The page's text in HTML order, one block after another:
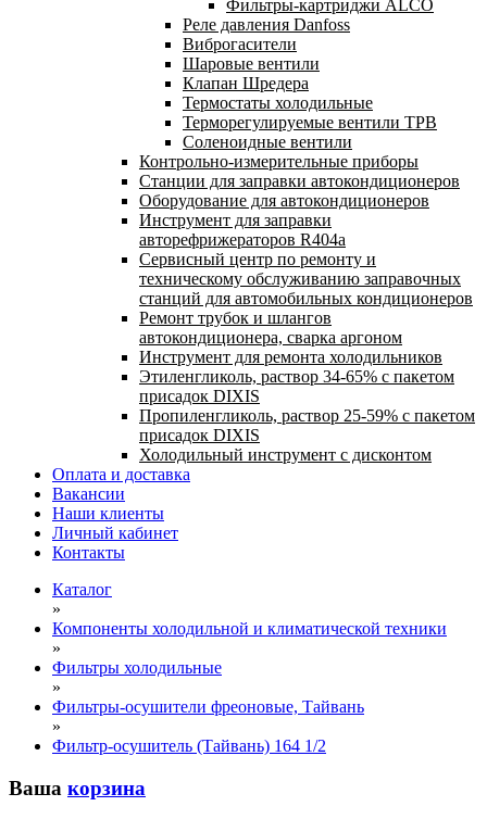
Фильтры-картриджи ALCO
Реле давления Danfoss
Виброгасители
Шаровые вентили
Клапан Шредера
Термостаты холодильные
Терморегулируемые вентили ТРВ
Соленоидные вентили
Контрольно-измерительные приборы
Станции для заправки автокондиционеров
Оборудование для автокондиционеров
Инструмент для заправки
авторефрижераторов R404a
Сервисный центр по ремонту и
техническому обслуживанию заправочных
станций для автомобильных кондиционеров
Ремонт трубок и шлангов
автокондиционера, сварка аргоном
Инструмент для ремонта холодильников
Этиленгликоль, раствор 34-65% с пакетом
присадок DIXIS
Пропиленгликоль, раствор 25-59% с пакетом
присадок DIXIS
Холодильный инструмент с дисконтом
Оплата и доставка
Вакансии
Наши клиенты
Личный кабинет
Контакты
Каталог
»
Компоненты холодильной и климатической техники
»
Фильтры холодильные
»
Фильтры-осушители фреоновые, Тайвань
»
Фильтр-осушитель (Тайвань) 164 1/2
Ваша корзина